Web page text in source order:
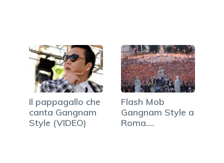
Il pappagallo che
canta Gangnam
Style (VIDEO)
Flash Mob
Gangnam Style a
Roma.